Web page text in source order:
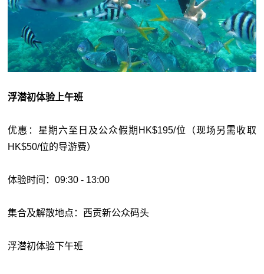
浮潜初体验上午班
优惠：星期六至日及公众假期HK$195/位（现场另需收取
HK$50/位的导游费）
体验时间：09:30 - 13:00
集合及解散地点：西贡新公众码头
浮潜初体验下午班